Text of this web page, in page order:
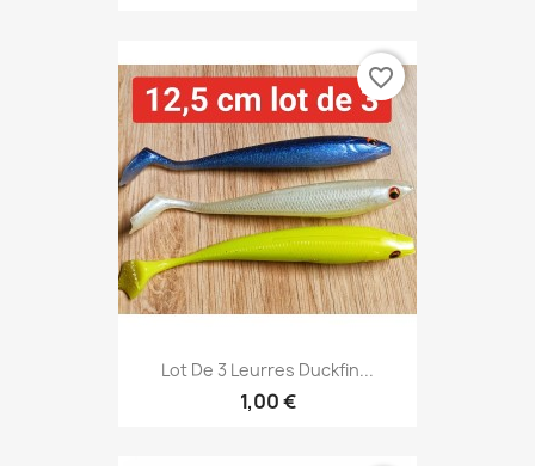
Lot De 3 Leurres Duckfin...
1,00 €
favorite_border